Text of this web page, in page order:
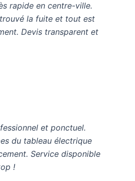
rapide en centre-ville.
la fuite et tout est
Devis transparent et
et ponctuel.
du tableau électrique
Service disponible
!